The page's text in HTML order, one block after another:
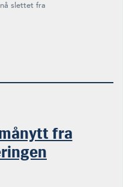
slettet fra
fra